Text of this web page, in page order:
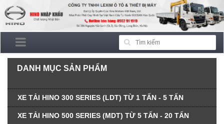
DANH MỤC SẢN PHẨM
XE TẢI HINO 300 SERIES (LDT) TỪ 1 TẤN - 5 TẤN
XE TẢI HINO 500 SERIES (MDT) TỪ 5 TẤN - 20 TẤN